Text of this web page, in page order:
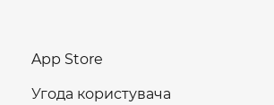
App Store
Угода користувача